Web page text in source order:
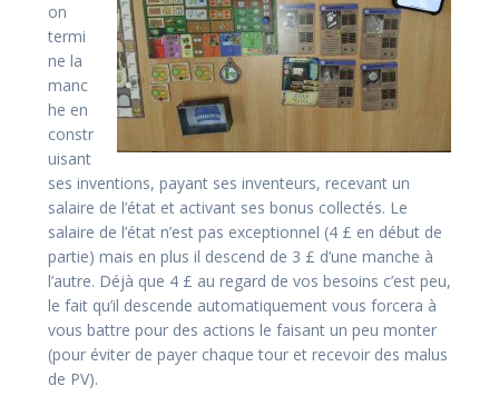
on
termi
ne la
manc
he en
constr
uisant
ses inventions, payant ses inventeurs, recevant un
salaire de l’état et activant ses bonus collectés. Le
salaire de l’état n’est pas exceptionnel (4 £ en début de
partie) mais en plus il descend de 3 £ d’une manche à
l’autre. Déjà que 4 £ au regard de vos besoins c’est peu,
le fait qu’il descende automatiquement vous forcera à
vous battre pour des actions le faisant un peu monter
(pour éviter de payer chaque tour et recevoir des malus
de PV).